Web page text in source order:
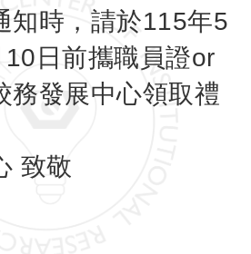
知時，請於115年5
日前攜職員證or
務發展中心領取禮
致敬